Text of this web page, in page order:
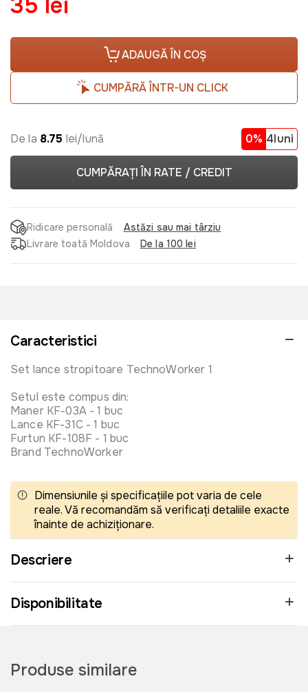
ADAUGĂ ÎN COȘ
CUMPĂRĂ ÎNTR-UN CLICK
De la 8.75 lei/lună 0% 4luni
CUMPĂRAȚI ÎN RATE / CREDIT
Ridicare personală
Astăzi sau mai târziu
Livrare toată Moldova
De la 100 lei
Caracteristici
Set lance stropitoare TechnoWorker 1
Setul este compus din:
Maner KF-03A - 1 buc
Lance KF-31C - 1 buc
Furtun KF-108F - 1 buc
Brand TechnoWorker
Dimensiunile și specificațiile pot varia de cele
reale. Vă recomandăm să verificați detaliile exacte
înainte de achiziționare.
Descriere
Disponibilitate
Produse similare